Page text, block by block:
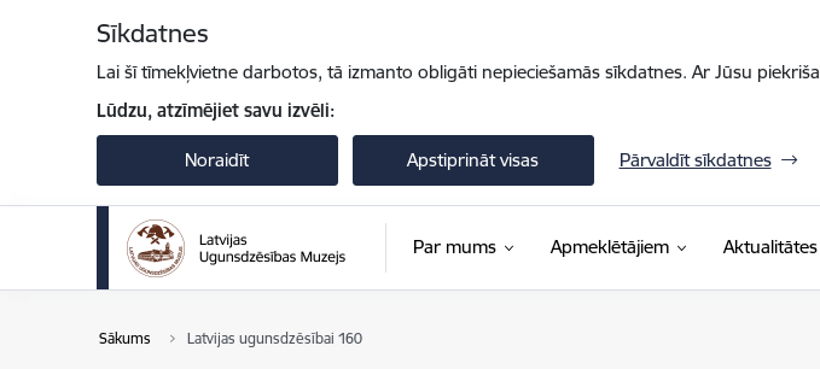
Sīkdatnes
Lai šī tīmekļvietne darbotos, tā izmanto obligāti nepieciešamās sīkdatnes. Ar Jūsu
Lūdzu, atzīmējiet savu izvēli:
Noraidīt Apstiprināt visas Pārvaldīt sīkdatnes
Par mums Apmeklētājiem Aktualitātes
Sākums Latvijas ugunsdzēsībai 160